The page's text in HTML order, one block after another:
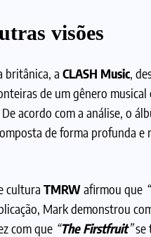
visões
britânica, a CLASH Music,
de um gênero
acordo com a análise, o
de forma profunda
cultura TMRWafirmou que “
Mark demonstrou
com que “The Firstfruit”se